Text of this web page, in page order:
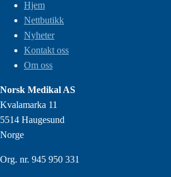
Hjem
Nettbutikk
Nyheter
Kontakt oss
Om oss
Norsk Medikal AS
Kvalamarka 11
5514 Haugesund
Norge
Org. nr. 945 950 331